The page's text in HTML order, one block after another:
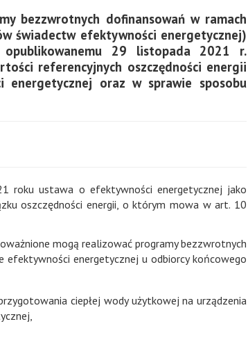
bezzwrotnych dofinansowań w ramach
świadectw efektywności energetycznej)
29 listopada 2021 r.
referencyjnych oszczędności energii
energetycznej oraz w sprawie sposobu
roku ustawa o efektywności energetycznej jako
oszczędności energii, o którym mowa w art. 10
mogą realizować programy bezzwrotnych
efektywności energetycznej u odbiorcy końcowego
ciepłej wody użytkowej na urządzenia